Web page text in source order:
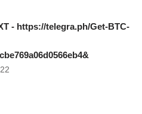
- https://telegra.ph/Get-BTC-